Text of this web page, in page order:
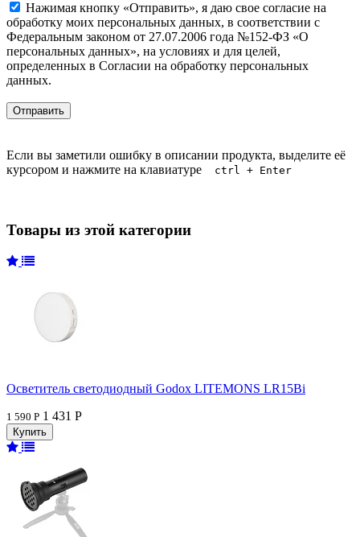
Нажимая кнопку «Отправить», я даю свое согласие на
обработку моих персональных данных, в соответствии с
Федеральным законом от 27.07.2006 года №152-ФЗ «О
персональных данных», на условиях и для целей,
определенных в Согласии на обработку персональных
данных.
Если вы заметили ошибку в описании продукта, выделите её
курсором и нажмите на клавиатуре
ctrl + Enter
Товары из этой категории
Осветитель светодиодный Godox LITEMONS LR15Bi
1 590 Р 1 431 Р